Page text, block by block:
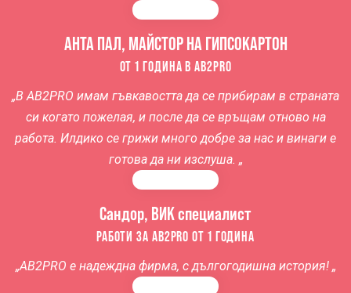
АНТА ПАЛ, МАЙСТОР НА ГИПСОКАРТОН
ОТ 1 ГОДИНА В AB2PRO
„В AB2PRO имам гъвкавостта да се прибирам в страната
си когато пожелая, и после да се връщам отново на
работа. Илдико се грижи много добре за нас и винаги е
готова да ни изслуша. „
Сандор, ВИК специалист
РАБОТИ ЗА AB2PRO ОТ 1 ГОДИНА
„AB2PRO е надеждна фирма, с дългогодишна история! „